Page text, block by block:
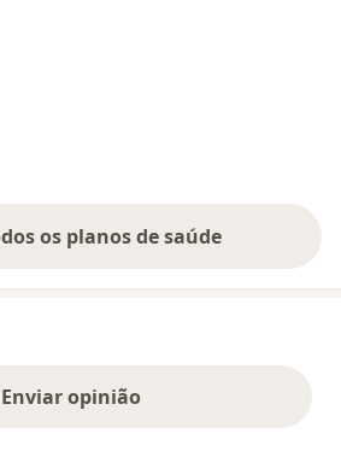
os planos de saúde
Enviar opinião